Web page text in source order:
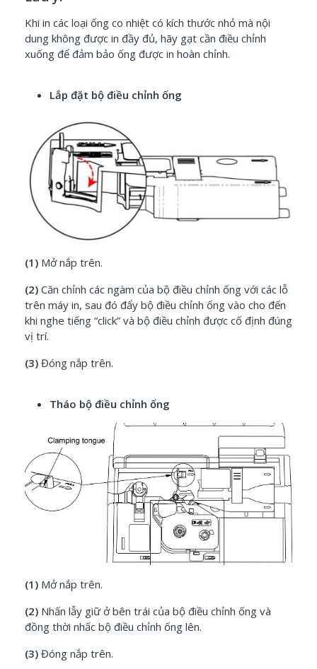
Khi in các loại ống co nhiệt có kích thước nhỏ mà nội
dung không được in đầy đủ, hãy gạt cần điều chỉnh
xuống để đảm bảo ống được in hoàn chỉnh.
Lắp đặt bộ điều chỉnh ống
(1) Mở nắp trên.
(2) Căn chỉnh các ngàm của bộ điều chỉnh ống với các lỗ
trên máy in, sau đó đẩy bộ điều chỉnh ống vào cho đến
khi nghe tiếng “click” và bộ điều chỉnh được cố định đúng
vị trí.
(3) Đóng nắp trên.
Tháo bộ điều chỉnh ống
(1) Mở nắp trên.
(2) Nhấn lẫy giữ ở bên trái của bộ điều chỉnh ống và
đồng thời nhấc bộ điều chỉnh ống lên.
(3) Đóng nắp trên.